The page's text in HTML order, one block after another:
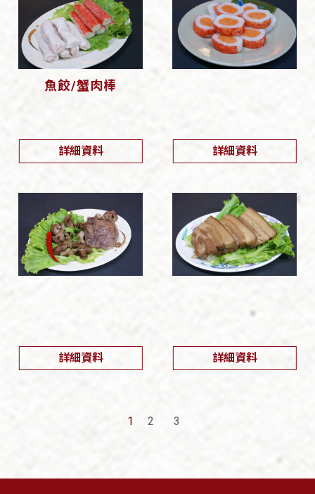
魚餃/蟹肉棒
詳細資料 詳細資料
詳細資料 詳細資料
1 2 3